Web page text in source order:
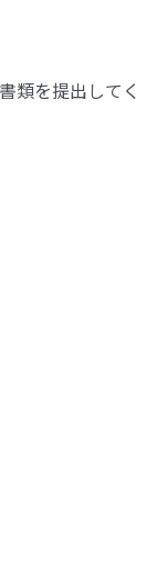
類を提出してく